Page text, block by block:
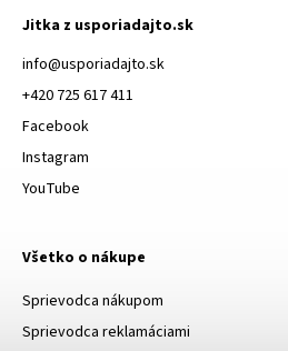
Jitka z usporiadajto.sk
info@usporiadajto.sk
+420 725 617 411
Facebook
Instagram
YouTube
Všetko o nákupe
Sprievodca nákupom
Sprievodca reklamáciami